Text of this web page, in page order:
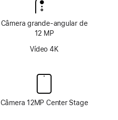
Câmera grande-angular de
12 MP
Vídeo 4K
Câmera 12MP Center Stage